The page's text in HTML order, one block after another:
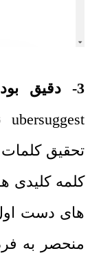
3- دقیق بودن:
ubersuggest
تحقیق
کلمه کلیدی
های دست اول
منحصر به